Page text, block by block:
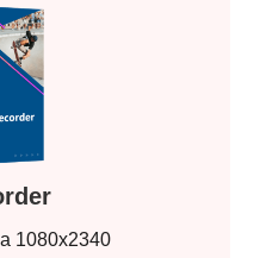
1080x2340